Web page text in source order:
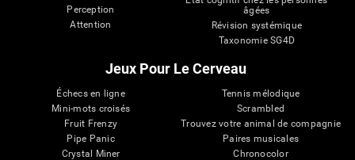
Perception
Attention
âgées
Révision systémique
Taxonomie SG4D
Jeux Pour Le Cerveau
Échecs en ligne
Mini-mots croisés
Fruit Frenzy
Pipe Panic
Crystal Miner
Tennis mélodique
Scrambled
Trouvez votre animal de compagnie
Paires musicales
Chronocolor